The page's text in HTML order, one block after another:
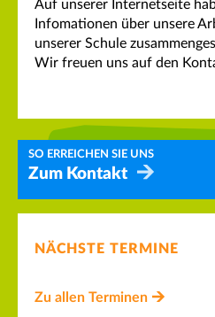
Auf unserer Internetseite
Infomationen über unsere
unserer Schule
Wir freuen uns auf den
SO ERREICHEN SIE UNS
Zum Kontakt
NÄCHSTE TERMINE
Zu allen Terminen